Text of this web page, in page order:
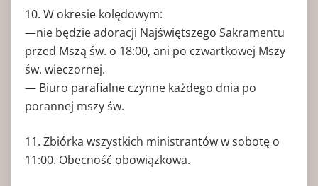
10. W okresie kolędowym:
—nie będzie adoracji Najświętszego Sakramentu
przed Mszą św. o 18:00, ani po czwartkowej Mszy
św. wieczornej.
— Biuro parafialne czynne każdego dnia po
porannej mszy św.
11. Zbiórka wszystkich ministrantów w sobotę o
11:00. Obecność obowiązkowa.